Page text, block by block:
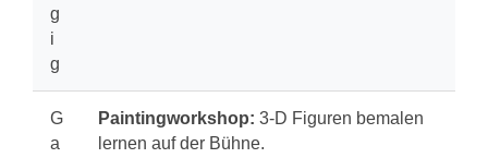
g
i
g
G
a
Paintingworkshop: 3-D Figuren bemalen
lernen auf der Bühne.